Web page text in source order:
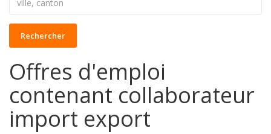
Rechercher
Offres d'emploi
contenant collaborateur
import export